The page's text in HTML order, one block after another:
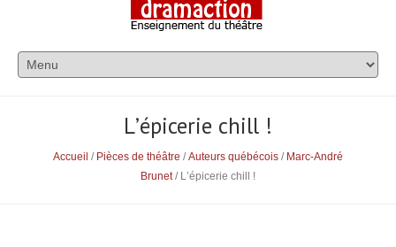
Lʼépicerie chill !
Accueil / Pièces de théâtre /Auteurs québécois / Marc-André
Brunet/ Lʼépicerie chill !